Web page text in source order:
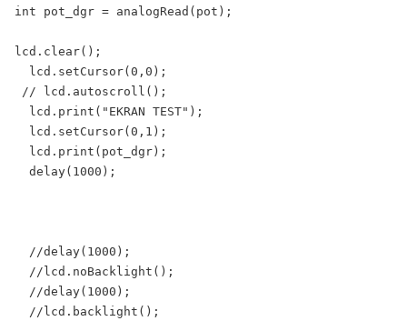
int pot_dgr = analogRead(pot);
lcd.clear();
  lcd.setCursor(0,0);
// lcd.autoscroll();
  lcd.print("EKRAN TEST");
  lcd.setCursor(0,1);
  lcd.print(pot_dgr);
  delay(1000);
  //delay(1000);
  //lcd.noBacklight();
  //delay(1000);
  //lcd.backlight();